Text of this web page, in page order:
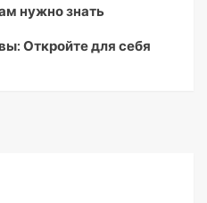
нужно знать
Откройте для себя